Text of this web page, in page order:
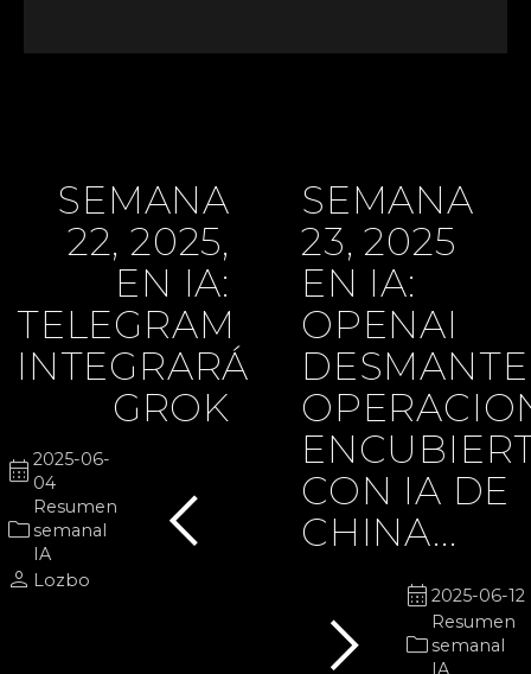
SEMANA
22, 2025,
EN IA:
TELEGRAM
INTEGRARÁ
GROK
calendar_month 2025-06-
04
folder
Resumen
semanal
IA
person Lozbo chevron_left
SEMANA
23, 2025
EN IA:
OPENAI
CON IA DE
CHINA...
calendar_month 2025-06-12
folder
Resumen
semanal
IA
chevron_right